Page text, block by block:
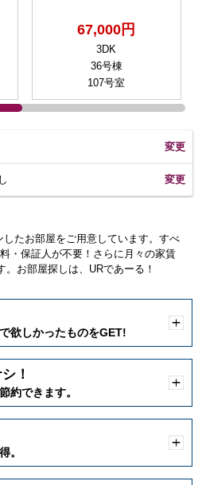
67,000円
3DK
36号棟
107号室
変更
変更
たお部屋をご用意しています。すべ
・保証人が不要！さらに月々の家賃
お部屋探しは、URであーる！
欲しかったものをGET!
く
！
約できます。
く
。
く